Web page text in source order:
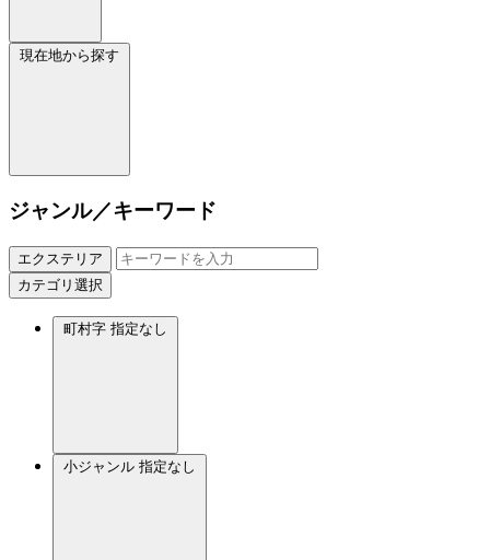
現在地から探す
ジャンル／キーワード
エクステリア
カテゴリ選択
町村字 指定なし
小ジャンル 指定なし